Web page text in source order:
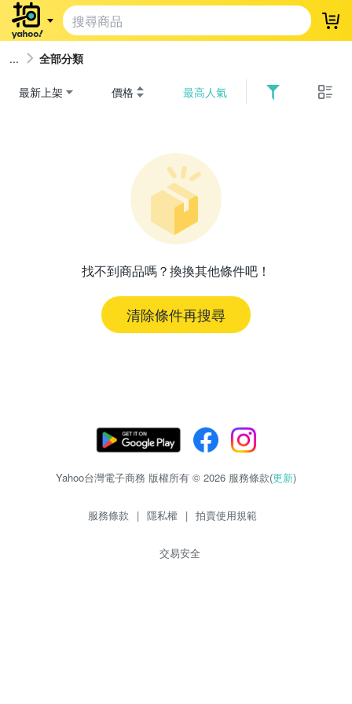
登
全部分類
最新上架 價格 最高人氣
找不到商品嗎？換換其他條件吧！
清除條件再搜尋
Yahoo台灣電子商務 版權所有 © 2026 服務條款(更新)
服務條款 | 隱私權 | 拍賣使用規範
交易安全